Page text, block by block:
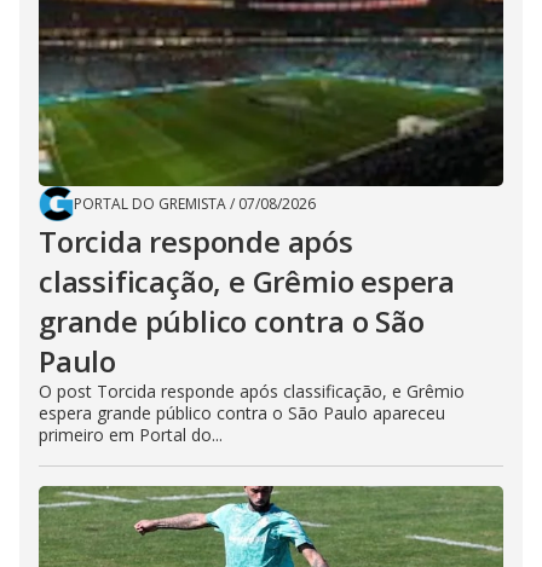
PORTAL DO GREMISTA/ 07/08/2026
Torcida responde após
classificação, e Grêmio espera
grande público contra o São
Paulo
O post Torcida responde após classificação, e Grêmio
espera grande público contra o São Paulo apareceu
primeiro em Portal do...